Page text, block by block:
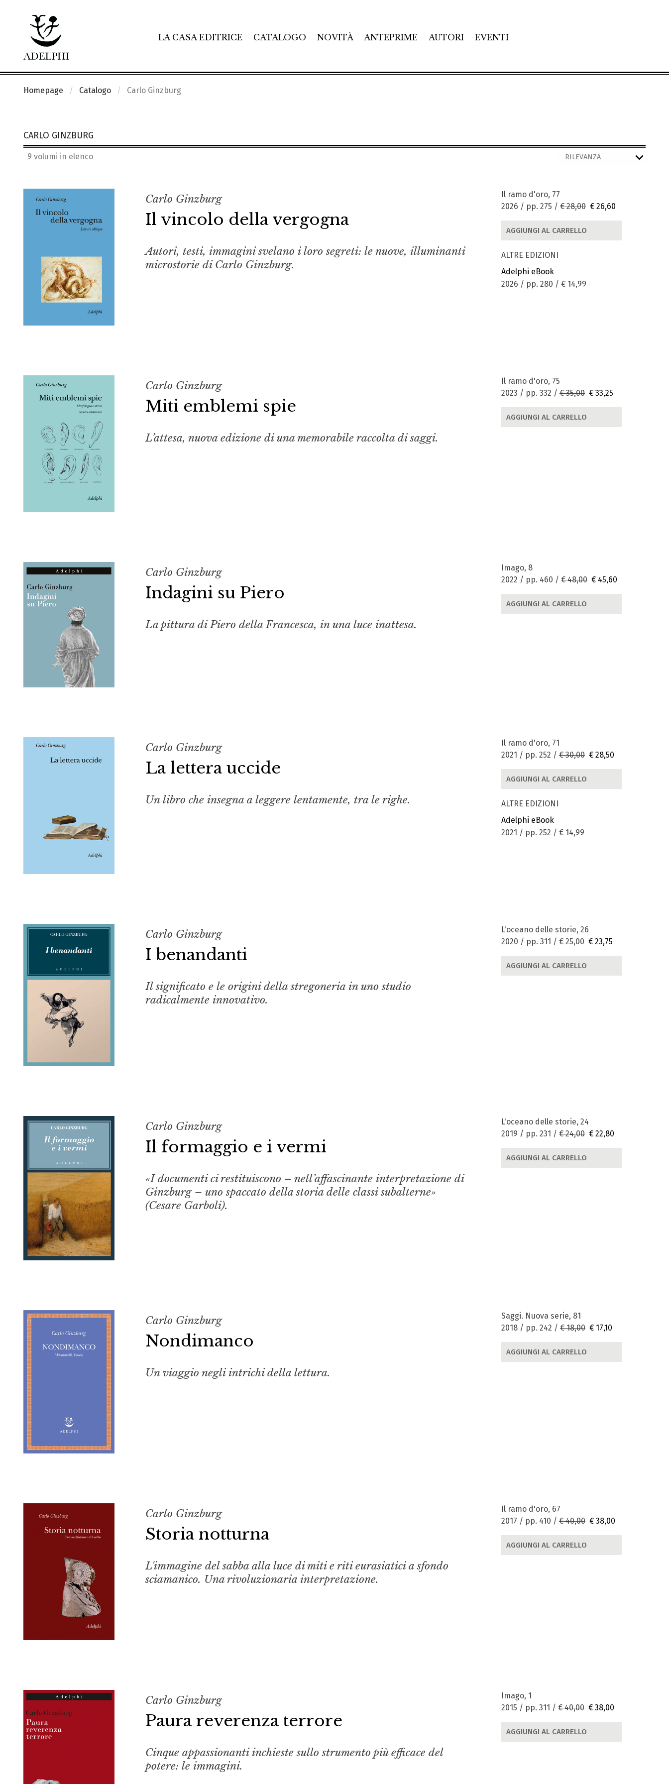
LA CASA EDITRICE CATALOGO NOVITÀ ANTEPRIME AUTORI EVENTI
Homepage Catalogo Carlo Ginzburg
CARLO GINZBURG
9 volumi in elenco
Carlo Ginzburg
Il vincolo della vergogna
Autori, testi, immagini svelano i loro segreti: le nuove, illuminanti
microstorie di Carlo Ginzburg.
Il ramo d'oro, 77
2026 / pp. 275 / € 28,00 € 26,60
AGGIUNGI AL CARRELLO
ALTRE EDIZIONI
Adelphi eBook
2026 / pp. 280 / € 14,99
Carlo Ginzburg
Miti emblemi spie
L’attesa, nuova edizione di una memorabile raccolta di saggi.
Il ramo d'oro, 75
2023 / pp. 332 / € 35,00 € 33,25
AGGIUNGI AL CARRELLO
Carlo Ginzburg
Indagini su Piero
La pittura di Piero della Francesca, in una luce inattesa.
Imago, 8
2022 / pp. 460 / € 48,00 € 45,60
AGGIUNGI AL CARRELLO
Carlo Ginzburg
La lettera uccide
Un libro che insegna a leggere lentamente, tra le righe.
Il ramo d'oro, 71
2021 / pp. 252 / € 30,00 € 28,50
AGGIUNGI AL CARRELLO
ALTRE EDIZIONI
Adelphi eBook
2021 / pp. 252 / € 14,99
Carlo Ginzburg
I benandanti
Il significato e le origini della stregoneria in uno studio
radicalmente innovativo.
L'oceano delle storie, 26
2020 / pp. 311 / € 25,00 € 23,75
AGGIUNGI AL CARRELLO
Carlo Ginzburg
Il formaggio e i vermi
«I documenti ci restituiscono – nell’affascinante interpretazione di
Ginzburg – uno spaccato della storia delle classi subalterne»
(Cesare Garboli).
L'oceano delle storie, 24
2019 / pp. 231 / € 24,00 € 22,80
AGGIUNGI AL CARRELLO
Carlo Ginzburg
Nondimanco
Un viaggio negli intrichi della lettura.
Saggi. Nuova serie, 81
2018 / pp. 242 / € 18,00 € 17,10
AGGIUNGI AL CARRELLO
Carlo Ginzburg
Storia notturna
L'immagine del sabba alla luce di miti e riti eurasiatici a sfondo
sciamanico. Una rivoluzionaria interpretazione.
Il ramo d'oro, 67
2017 / pp. 410 / € 40,00 € 38,00
AGGIUNGI AL CARRELLO
Carlo Ginzburg
Paura reverenza terrore
Cinque appassionanti inchieste sullo strumento più efficace del
potere: le immagini.
Imago, 1
2015 / pp. 311 / € 40,00 € 38,00
AGGIUNGI AL CARRELLO